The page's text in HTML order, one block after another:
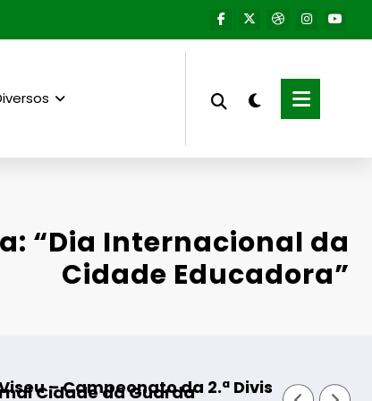
“Dia Internacional da
Cidade Educadora”
Guardada 2.ª Divisão Distrital – ISOJOFER
Fornos de